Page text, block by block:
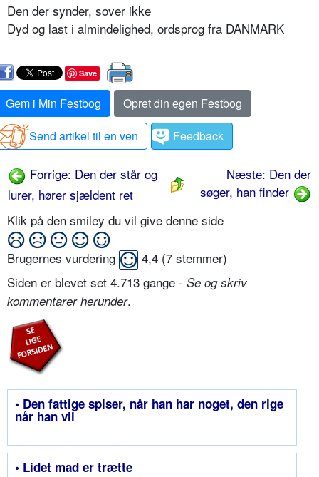
Den der synder, sover ikke
Dyd og last i almindelighed, ordsprog fra DANMARK
Save
Gem i Min Festbog
Opret din egen Festbog
Send artikel til en ven
Feedback
Forrige: Den der står og
lurer, hører sjældent ret
Næste: Den der
søger, han finder
Klik på den smiley du vil give denne side
Brugernes vurdering 4,4 (7 stemmer)
Siden er blevet set 4.713 gange - Se og skriv
kommentarer herunder.
• Den fattige spiser, når han har noget, den rige
når han vil
• Lidet mad er trætte